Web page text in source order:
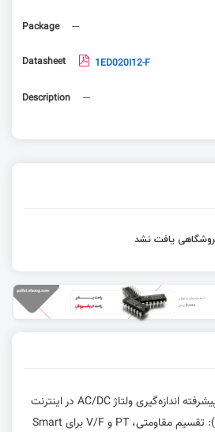
Package ---
Datasheet 1ED020I12-F
Description ---
یافت نشد
روش‌های پیشرفته اندازه‌گیری ولتاژ AC/DC در اینترنت
اشیاء (IoT): تقسیم مقاومتی، PT و V/F برای Smart